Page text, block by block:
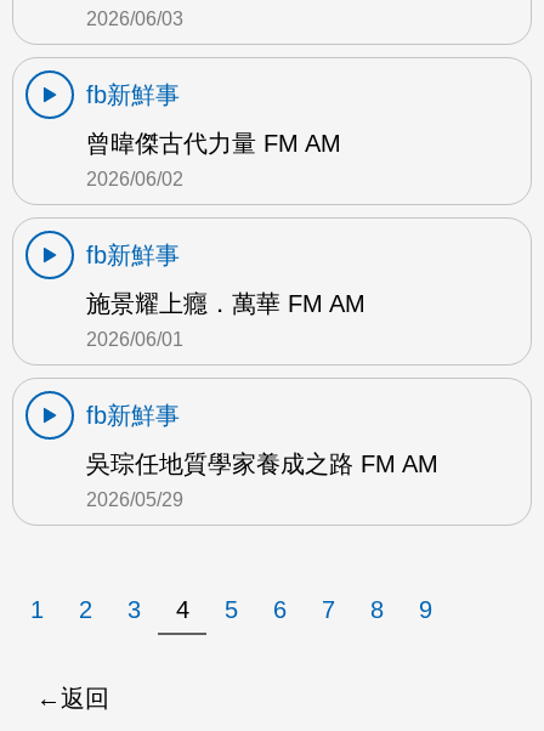
2026/06/03
fb新鮮事
曾暐傑古代力量 FM AM
2026/06/02
fb新鮮事
施景耀上癮．萬華 FM AM
2026/06/01
fb新鮮事
吳琮任地質學家養成之路 FM AM
2026/05/29
1 2 3 4 5 6 7 8 9
返回